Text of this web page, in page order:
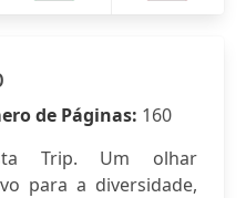
de Páginas: 160
Trip. Um olhar
para a diversidade,